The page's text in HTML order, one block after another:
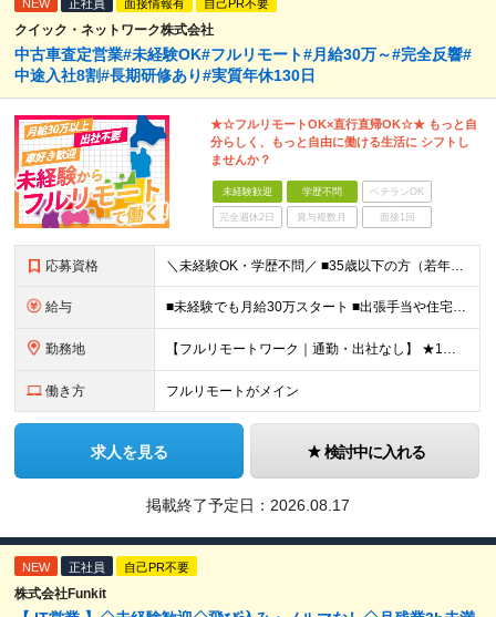
NEW 正社員 面接情報有 自己PR不要
クイック・ネットワーク株式会社
中古車査定営業#未経験OK#フルリモート#月給30万～#完全反響#
中途入社8割#長期研修あり#実質年休130日
★☆フルリモートOK×直行直帰OK☆★ もっと自
分らしく、もっと自由に働ける生活に シフトし
ませんか？
未経験歓迎 学歴不問 ベテランOK
完全週休2日 賞与複数月 面接1回
応募資格 ＼未経験OK・学歴不問／ ■35歳以下の方（若年層の長期キャリア形成のため） ■第二新卒OK ■普通自動車免許（AT）をお持ちの方 ▼▽こんな方はぜひご応募ください！▽▼ 「車の運転が好き！」 「地
給与 ■未経験でも月給30万スタート ■出張手当や住宅手当あり 【東京都・神奈川県】 月給35万円～60万円＋インセンティブ＋賞与＋諸手当 上記月給は、月42時間分の固定残業代（月8万3900円以上）を含
勤務地 【フルリモートワーク｜通勤・出社なし】 ★1人1台社用車貸与 ★転勤なし ★直帰直行OK 【本社】 兵庫県神戸市中央区明石町44 神戸御幸ビル4F ★☆積極採用中☆★ ◆北海道・東北：札幌／福島／
働き方 フルリモートがメイン
求人を見る 検討中に入れる
掲載終了予定日： 2026.08.17
NEW 正社員 自己PR不要
株式会社Funkit